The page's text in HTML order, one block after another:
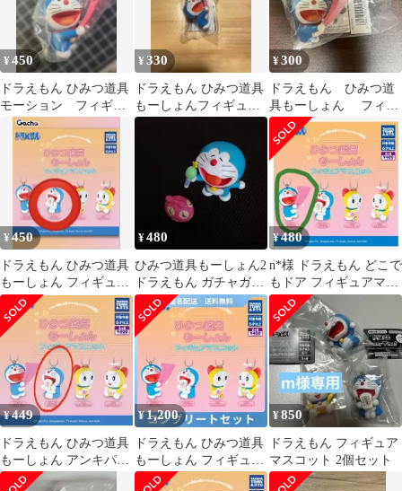
¥450
ドラえもん ひみつ道具
モーション フィギュ
ア マスコット
¥330
ドラえもん ひみつ道具
もーしょんフィギュア
マスコット どこでもド
ア ガチャガチャ
¥300
ドラえもん ひみつ道
具もーしょん フィギ
ュアマスコット どこ
でもドア
¥450
ドラえもん ひみつ道具
もーしょん フィギュア
マスコット ガチャ
アンキパン
¥480
ひみつ道具もーしょん2
ドラえもん ガチャガチ
ャ おまけ付き
¥480
n*︎様 ドラえもん どこで
もドア フィギュアマス
コット
¥449
ドラえもん ひみつ道具
もーしょん アンキパン
フィギュア
¥1,200
ドラえもん ひみつ道具
もーしょん フィギュア
マスコット 全4種セッ
¥850
ドラえもん フィギュア
マスコット 2個セット